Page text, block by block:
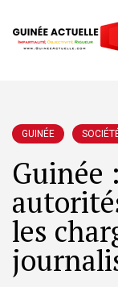
GUINÉE
Guinée
les